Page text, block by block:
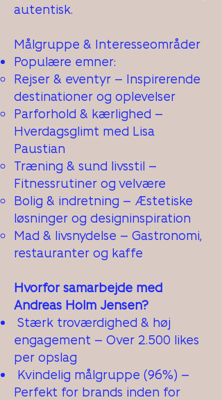
autentisk.
Målgruppe & Interesseområder​
Populære emner:
Rejser & eventyr – Inspirerende
destinationer og oplevelser
Parforhold & kærlighed –
Hverdagsglimt med Lisa
Paustian
Træning & sund livsstil –
Fitnessrutiner og velvære
Bolig & indretning – Æstetiske
løsninger og designinspiration
Mad & livsnydelse – Gastronomi,
restauranter og kaffe
Hvorfor samarbejde med
Andreas Holm Jensen?
Stærk troværdighed & høj
engagement – Over 2.500 likes
per opslag
Kvindelig målgruppe (96%) –
Perfekt for brands inden for